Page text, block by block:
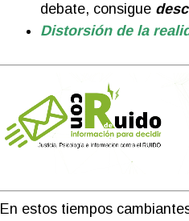
debate, consigue
Distorsión de la
En estos tiempos